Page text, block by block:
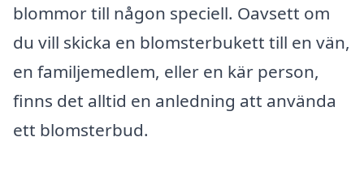
blommor till någon speciell. Oavsett om
du vill skicka en blomsterbukett till en vän,
en familjemedlem, eller en kär person,
finns det alltid en anledning att använda
ett blomsterbud.